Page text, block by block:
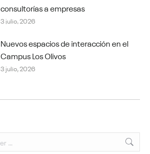
consultorías a empresas
3 julio, 2026
Nuevos espacios de interacción en el
Campus Los Olivos
3 julio, 2026